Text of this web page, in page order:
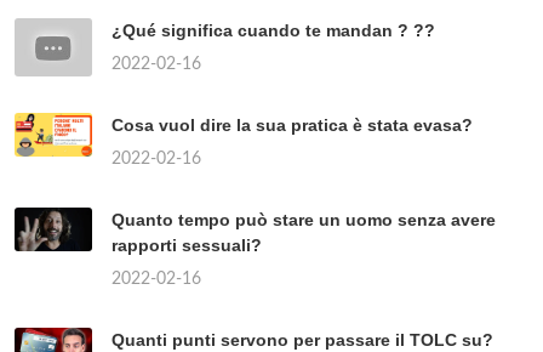
¿Qué significa cuando te mandan ? ??
2022-02-16
Cosa vuol dire la sua pratica è stata evasa?
2022-02-16
Quanto tempo può stare un uomo senza avere
rapporti sessuali?
2022-02-16
Quanti punti servono per passare il TOLC su?